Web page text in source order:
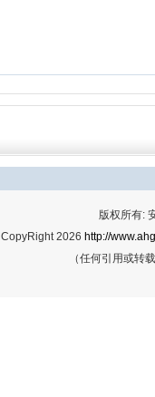
版权所有:
CopyRight 2026 http://
（任何引用或转